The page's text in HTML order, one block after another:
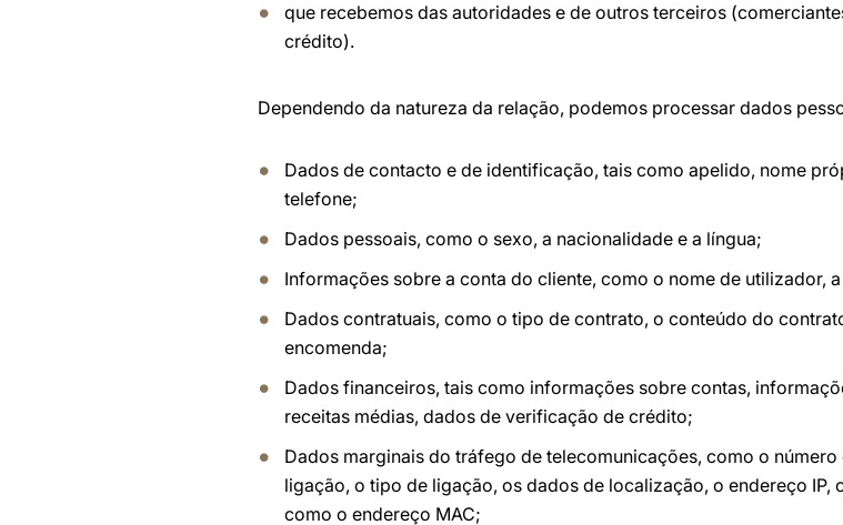
que recebemos das autoridades e de outros terceiros
crédito).
Dependendo da natureza da relação, podemos processar dados
Dados de contacto e de identificação, tais como apelido, nome
telefone;
Dados pessoais, como o sexo, a nacionalidade e a língua;
Informações sobre a conta do cliente, como o nome de utilizador,
Dados contratuais, como o tipo de contrato, o conteúdo do
encomenda;
Dados financeiros, tais como informações sobre contas,
receitas médias, dados de verificação de crédito;
Dados marginais do tráfego de telecomunicações, como o
ligação, o tipo de ligação, os dados de localização, o endereço
como o endereço MAC;